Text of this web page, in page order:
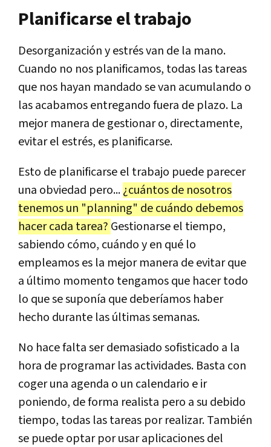
Planificarse el trabajo
Desorganización y estrés van de la mano.
Cuando no nos planificamos, todas las tareas
que nos hayan mandado se van acumulando o
las acabamos entregando fuera de plazo. La
mejor manera de gestionar o, directamente,
evitar el estrés, es planificarse.
Esto de planificarse el trabajo puede parecer
una obviedad pero...¿cuántos de nosotros
tenemos un "planning" de cuándo debemos
hacer cada tarea? Gestionarse el tiempo,
sabiendo cómo, cuándo y en qué lo
empleamos es la mejor manera de evitar que
a último momento tengamos que hacer todo
lo que se suponía que deberíamos haber
hecho durante las últimas semanas.
No hace falta ser demasiado sofisticado a la
hora de programar las actividades. Basta con
coger una agenda o un calendario e ir
poniendo, de forma realista pero a su debido
tiempo, todas las tareas por realizar. También
se puede optar por usar aplicaciones del